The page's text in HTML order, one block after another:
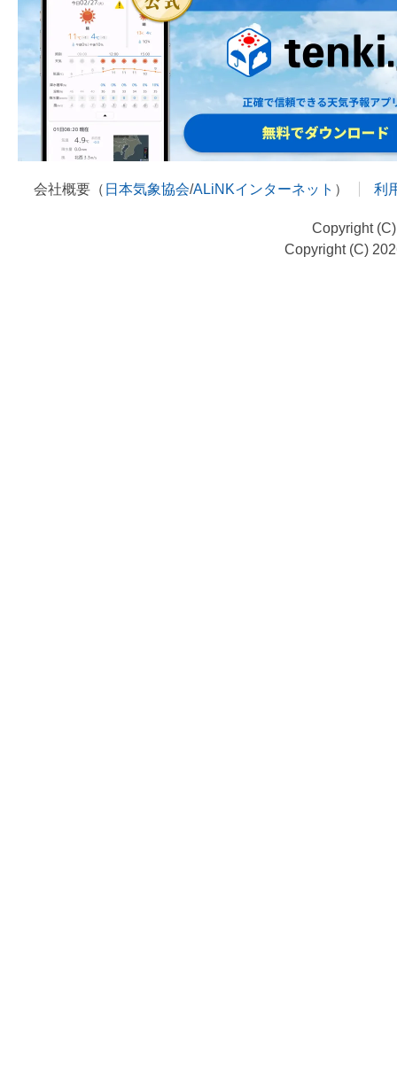
会社概要（ 日本気象協会/ALiNKインターネット ） 利
Copyright
Copyright (C)